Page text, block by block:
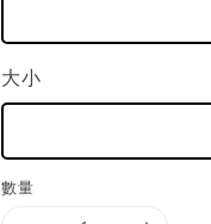
大小
數量